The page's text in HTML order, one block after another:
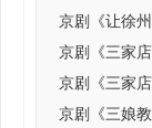
京剧《让徐
京剧《三家
京剧《三家
京剧《三娘